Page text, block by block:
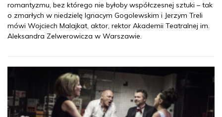
romantyzmu, bez którego nie byłoby współczesnej sztuki – tak
o zmarłych w niedzielę Ignacym Gogolewskim i Jerzym Treli
mówi Wojciech Malajkat, aktor, rektor Akademii Teatralnej im.
Aleksandra Zelwerowicza w Warszawie.